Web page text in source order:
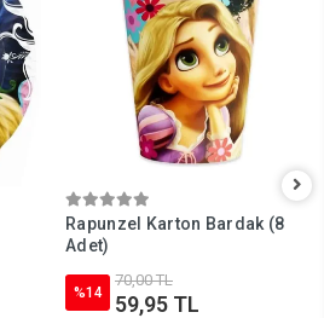
Rapunzel Karton Bardak (8
Adet)
%14
70,00 TL
59,95 TL